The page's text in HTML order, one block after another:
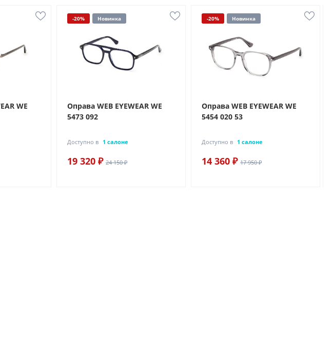
WE
-20% Новинка
Оправа WEB EYEWEAR WE
5473 092
Доступно в 1 салоне
19 320 ₽ 24 150 ₽
-20% Новинка
Оправа WEB EYEWEAR WE
5454 020 53
Доступно в 1 салоне
14 360 ₽ 17 950 ₽